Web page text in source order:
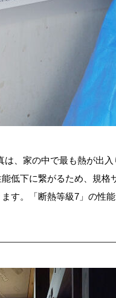
、家の中で最も熱が出
低下に繋がるため、規格
す。「断熱等級7」の性